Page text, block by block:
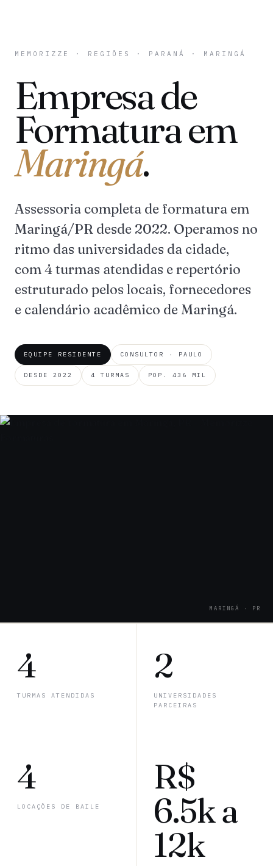
MEMORIZZE · REGIÕES · PARANÁ · MARINGÁ
Empresa de
Formatura em
Maringá.
Assessoria completa de formatura em
Maringá/PR desde 2022. Operamos no
ritmo das universidades da cidade,
com 4 turmas atendidas e repertório
estruturado pelos locais, fornecedores
e calendário acadêmico de Maringá.
EQUIPE RESIDENTE CONSULTOR · PAULO
DESDE 2022 4 TURMAS POP. 436 MIL
MARINGÁ · PR
4
TURMAS ATENDIDAS
2
UNIVERSIDADES
PARCEIRAS
4
LOCAÇÕES DE BAILE
R$
6.5k a
12k